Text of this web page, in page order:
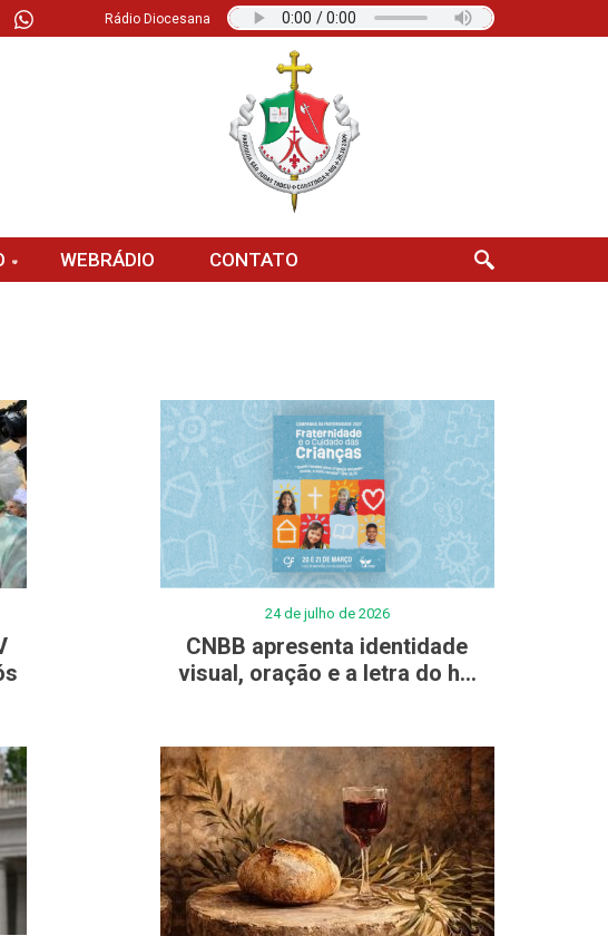
Rádio Diocesana
WEBRÁDIO CONTATO
24 de julho de 2026
CNBB apresenta identidade
visual, oração e a letra do h...